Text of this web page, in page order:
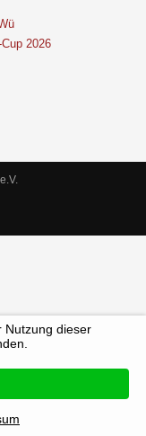
2026
Nutzung dieser